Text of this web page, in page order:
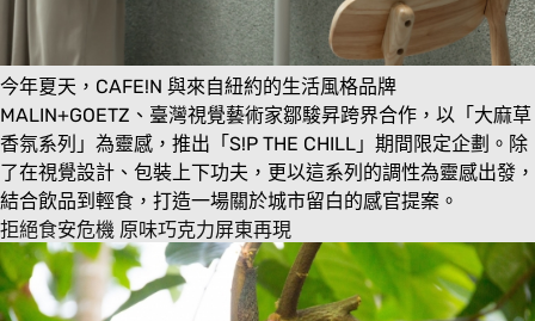
今年夏天，CAFE!N 與來自紐約的生活風格品牌
MALIN+GOETZ、臺灣視覺藝術家鄒駿昇跨界合作，以「大麻草
香氛系列」為靈感，推出「S!P THE CHILL」期間限定企劃。除
了在視覺設計、包裝上下功夫，更以這系列的調性為靈感出發，
結合飲品到輕食，打造一場關於城市留白的感官提案。
拒絕食安危機 原味巧克力屏東再現